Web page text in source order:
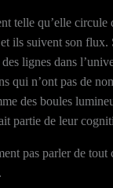
telle qu’elle
ils suivent son
lignes dans
qui n’ont pas de
des boules
partie de leur
pas parler de